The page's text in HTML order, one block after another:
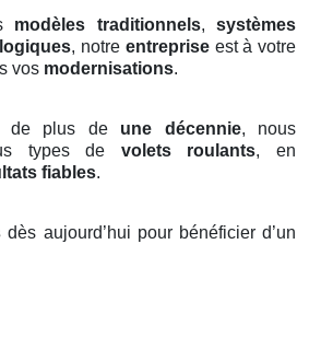
modèles traditionnels, systèmes
, notre entrepriseest à votre
vos modernisations.
de plus de une décennie, nous
types de volets roulants, en
fiables.
dès aujourd’hui pour bénéficier d’un